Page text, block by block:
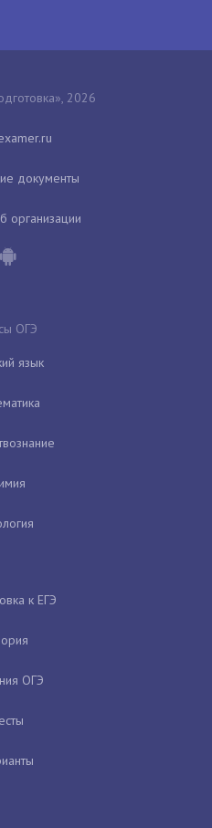
2026
документы
организации
ОГЭ
язык
к ЕГЭ
ОГЭ